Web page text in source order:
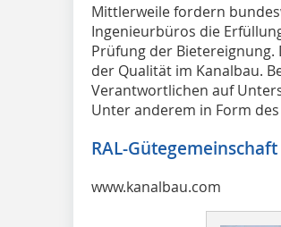
Mittlerweile fordern
Ingenieurbüros die
Prüfung der
der Qualität im Kanalbau.
Verantwortlichen auf
Unter anderem in Form des
RAL-
www.kanalbau.com